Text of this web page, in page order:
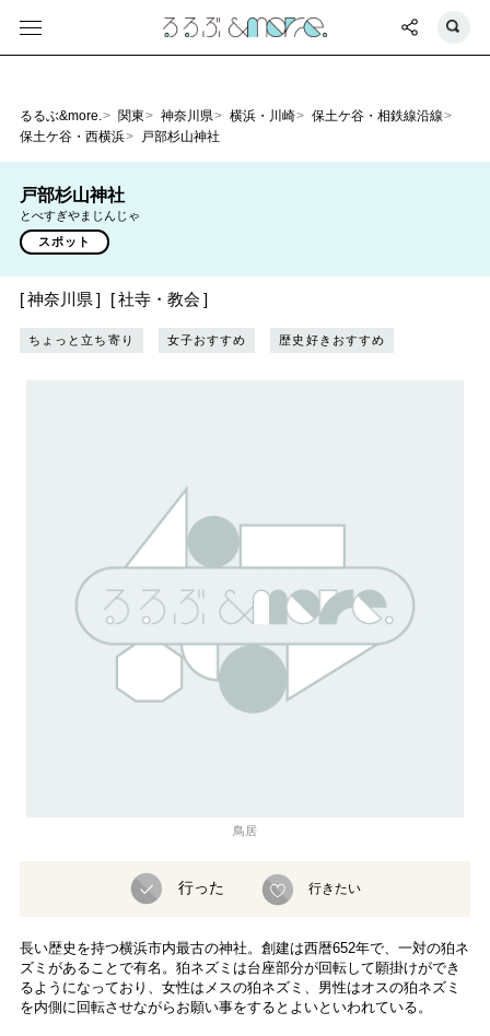
るるぶ&more. 関東 神奈川県 横浜・川崎
保土ケ谷・相鉄線沿線
保土ケ谷・西横浜
戸部杉山神社
戸部杉山神社
とべすぎやまじんじゃ
スポット
神奈川県 社寺・教会
ちょっと立ち寄り 女子おすすめ 歴史好きおすすめ
鳥居
行った 行きたい
長い歴史を持つ横浜市内最古の神社。創建は西暦652年で、一対の狛ネ
ズミがあることで有名。狛ネズミは台座部分が回転して願掛けができ
るようになっており、女性はメスの狛ネズミ、男性はオスの狛ネズミ
を内側に回転させながらお願い事をするとよいといわれている。